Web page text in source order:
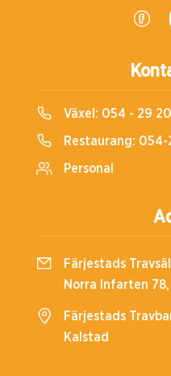
Växel: 054 - 29
Restaurang: 054-
Personal
Färjestads
Norra Infarten
Färjestads
Kalstad